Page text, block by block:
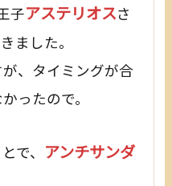
子アステリオスさ
ました。
、タイミングが合
ったので。
で、 アンチサンダ